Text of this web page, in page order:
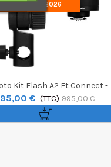
31/08/2026
Kit Flash A2 Et Connect -
Fujifilm
€ (TTC) 995,00 €